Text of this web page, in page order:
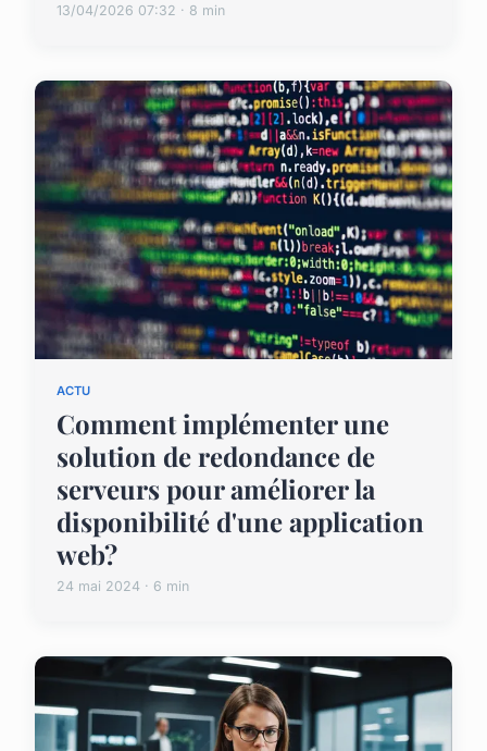
13/04/2026 07:32 · 8 min
ACTU
Comment implémenter une
solution de redondance de
serveurs pour améliorer la
disponibilité d'une application
web?
24 mai 2024 · 6 min